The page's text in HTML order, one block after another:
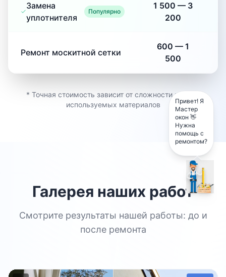
Замена
уплотнителя
Популярно
1 500 — 3
200
Ремонт москитной сетки
600 — 1
500
* Точная стоимость зависит от сложности работ и
используемых материалов
Галерея наших работ
Смотрите результаты нашей работы: до и
после ремонта
Привет! Я
Мастер
окон 👋
Нужна
помощь с
ремонтом?